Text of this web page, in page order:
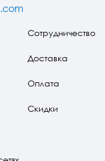
Сотрудничество
Доставка
Оплата
Скидки